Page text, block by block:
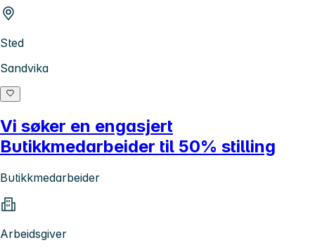
Sted
Sandvika
Vi søker en engasjert
Butikkmedarbeider til 50% stilling
Butikkmedarbeider
Arbeidsgiver